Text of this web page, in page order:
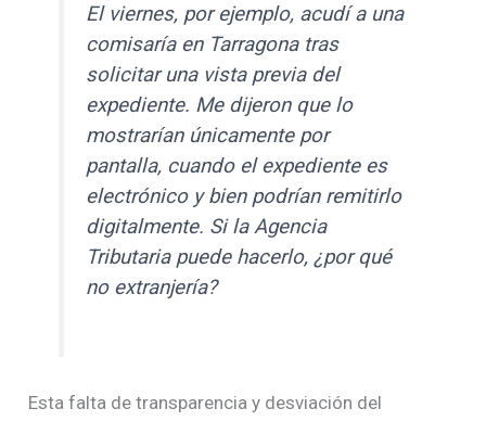
El viernes, por ejemplo, acudí a una
comisaría en Tarragona tras
solicitar una vista previa del
expediente. Me dijeron que lo
mostrarían únicamente por
pantalla, cuando el expediente es
electrónico y bien podrían remitirlo
digitalmente. Si la Agencia
Tributaria puede hacerlo, ¿por qué
no extranjería?
Esta falta de transparencia y desviación del